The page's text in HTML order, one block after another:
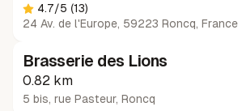
4.7/5 (13)
24 Av. de l'Europe, 59223 Roncq, France
Brasserie des Lions
0.82 km
5 bis, rue Pasteur, Roncq